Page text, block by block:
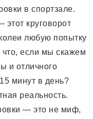
в спортзале.
круговорот
любую попытку
что, если мы скажем
и отличного
минут в день?
реальность.
— это не миф,